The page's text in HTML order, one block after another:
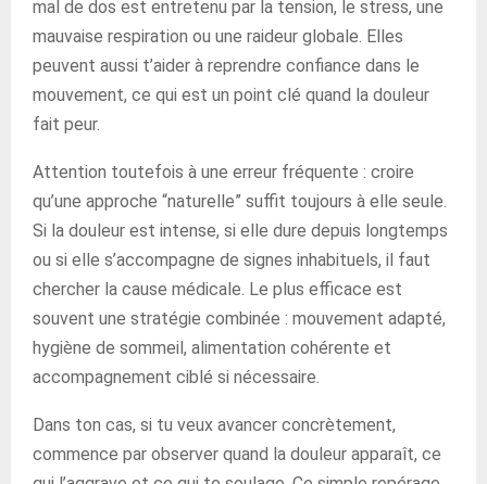
mal de dos est entretenu par la tension, le stress, une
mauvaise respiration ou une raideur globale. Elles
peuvent aussi t’aider à reprendre confiance dans le
mouvement, ce qui est un point clé quand la douleur
fait peur.
Attention toutefois à une erreur fréquente : croire
qu’une approche “naturelle” suffit toujours à elle seule.
Si la douleur est intense, si elle dure depuis longtemps
ou si elle s’accompagne de signes inhabituels, il faut
chercher la cause médicale. Le plus efficace est
souvent une stratégie combinée : mouvement adapté,
hygiène de sommeil, alimentation cohérente et
accompagnement ciblé si nécessaire.
Dans ton cas, si tu veux avancer concrètement,
commence par observer quand la douleur apparaît, ce